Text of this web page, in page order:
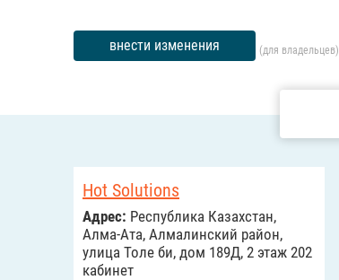
внести изменения (для владельцев)
Hot Solutions
Адрес: Республика Казахстан,
Алма-Ата, Алмалинский район,
улица Толе би, дом 189Д, 2 этаж 202
кабинет